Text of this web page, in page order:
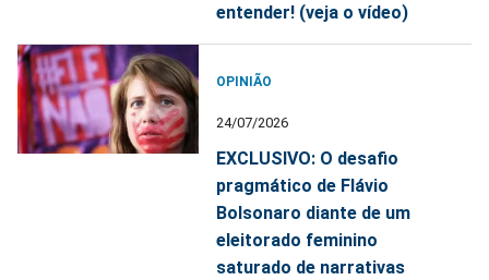
entender! (veja o vídeo)
OPINIÃO
24/07/2026
EXCLUSIVO: O desafio
pragmático de Flávio
Bolsonaro diante de um
eleitorado feminino
saturado de narrativas